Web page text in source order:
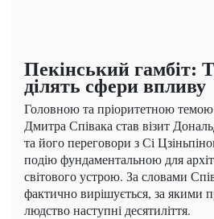
Пекінський гамбіт:
ділять сфери впливу
Головною та пріоритетною темою
Дмитра Співака став візит
та його переговори з Сі
подію фундаментальною для
світового устрою. За словами
фактично вирішується, за якими
людство наступні десятиліття.